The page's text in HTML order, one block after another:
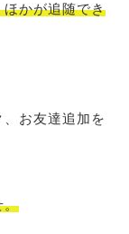
かが追随でき
お友達追加を
。